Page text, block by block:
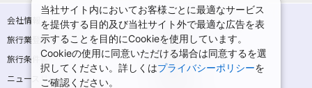
宮城旅行・ツアー
秋田旅行・ツアー
山形旅行・ツアー
福島旅行・ツアー
関東
東京旅行・ツアー
仙台旅行
那須旅行
日光旅行
十勝川温泉(北海道)
阿寒湖温泉(北海道)
洞爺湖温泉(北海道)
川湯温泉(北海道)
層雲峡温泉(北海道)
知床温泉(北海道)
カップル・夫婦旅行 国内版
女子旅 国内版
卒業旅行・学生旅行 国内版
桜・お花見特集
ゴールデンウィーク（GW）の国内
旅行
夏休み・お盆の国内旅行
7月の国内旅行
8月の国内旅行
会社情報
プライバシーポリシー
旅行業登録票・約款
規約集
旅行条件書
商標について
ニュースリリース
当社サイト内においてお客様ごとに最適なサービス
を提供する目的及び当社サイト外で最適な広告を表
示することを目的にCookieを使用しています。
Cookieの使用に同意いただける場合は同意するを選
択してください。詳しくはプライバシーポリシーを
ご確認ください。